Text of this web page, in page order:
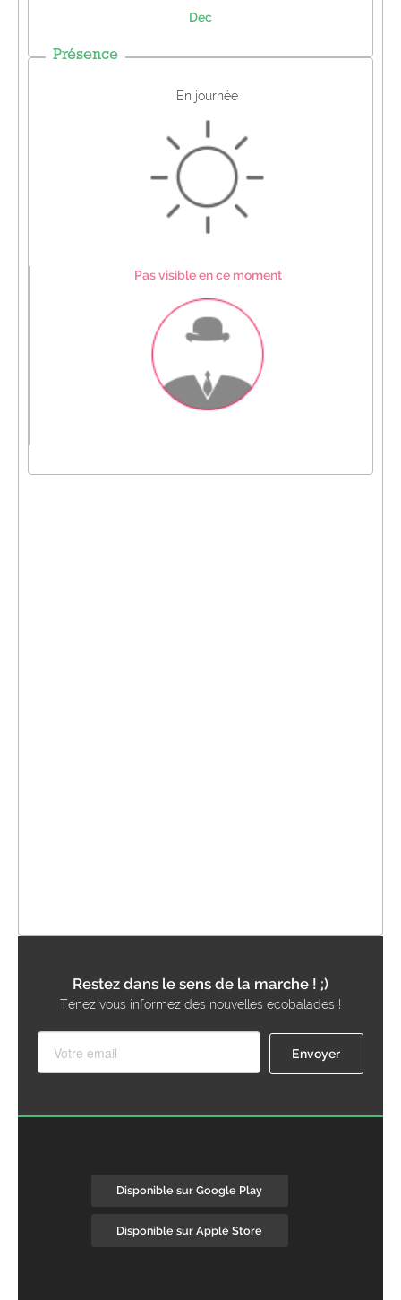
Dec
Présence
En journée
Pas visible en ce moment
Restez dans le sens de la marche ! ;)
Tenez vous informez des nouvelles ecobalades !
Disponible sur Google Play
Disponible sur Apple Store